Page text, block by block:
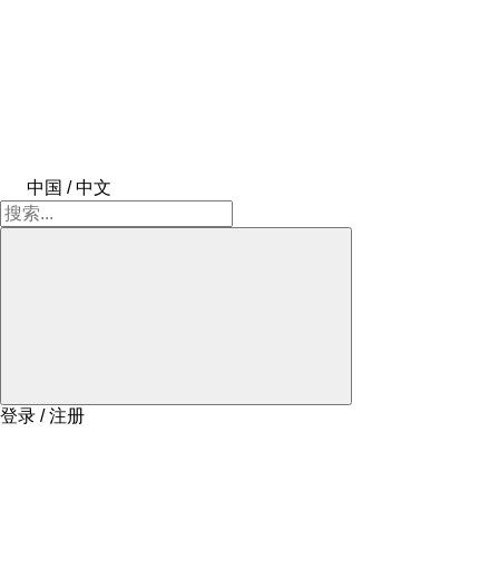
中国 / 中文
登录 / 注册